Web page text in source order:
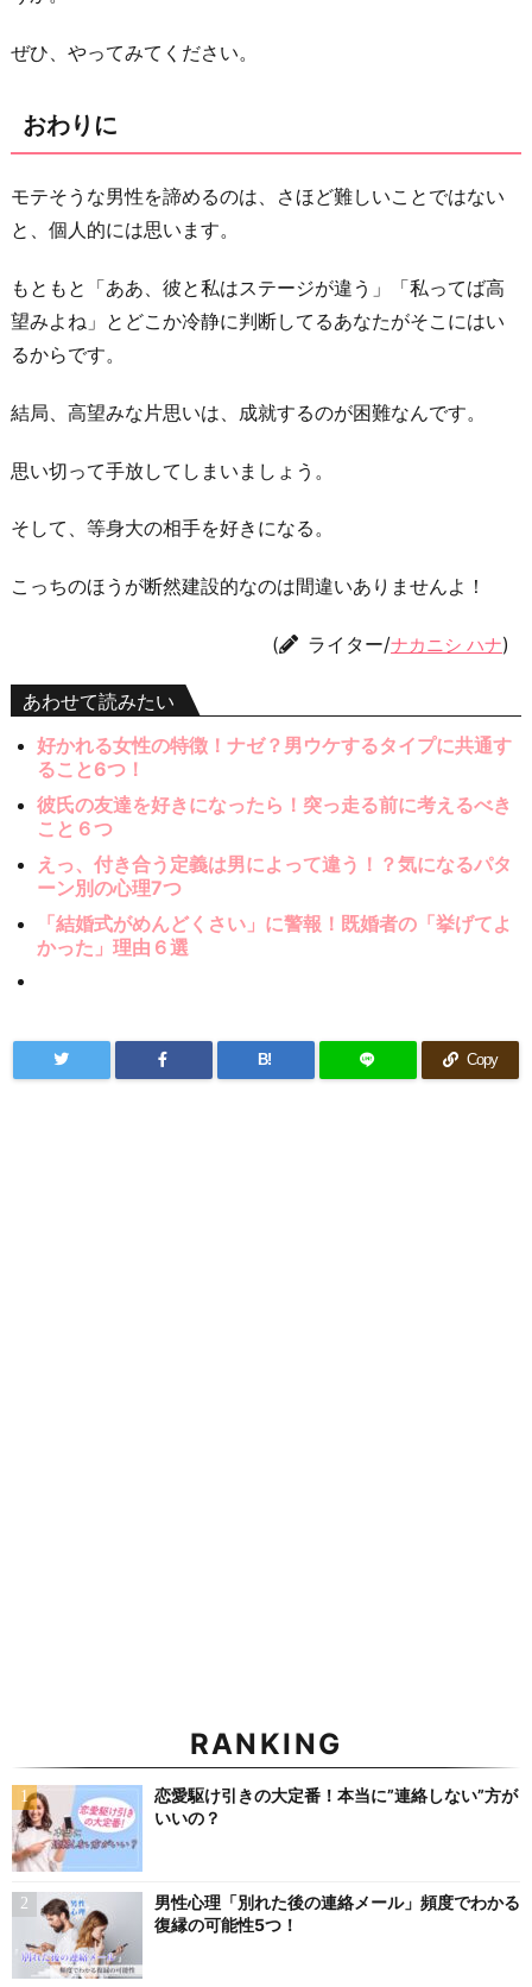
ぜひ、やってみてください。
おわりに
モテそうな男性を諦めるのは、さほど難しいことではない
と、個人的には思います。
もともと「ああ、彼と私はステージが違う」「私ってば高
望みよね」とどこか冷静に判断してるあなたがそこにはい
るからです。
結局、高望みな片思いは、成就するのが困難なんです。
思い切って手放してしまいましょう。
そして、等身大の相手を好きになる。
こっちのほうが断然建設的なのは間違いありませんよ！
( ライター/ナカニシ ハナ)
あわせて読みたい
好かれる女性の特徴！ナゼ？男ウケするタイプに共通す
ること6つ！
彼氏の友達を好きになったら！突っ走る前に考えるべき
こと６つ
えっ、付き合う定義は男によって違う！？気になるパタ
ーン別の心理7つ
「結婚式がめんどくさい」に警報！既婚者の「挙げてよ
かった」理由６選
B! Copy
RANKING
恋愛駆け引きの大定番！本当に”連絡しない”方が
いいの？
男性心理「別れた後の連絡メール」頻度でわかる
復縁の可能性5つ！